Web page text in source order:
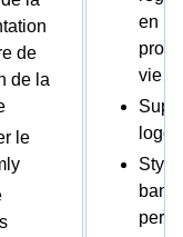
de
de la
le
en
vie
logo